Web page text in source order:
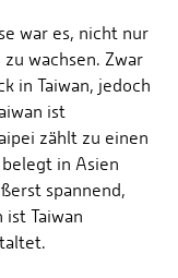
war es, nicht nur
wachsen. Zwar
in Taiwan, jedoch
ist
zählt zu einen
in Asien
spannend,
Taiwan